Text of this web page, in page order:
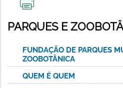
ESTA
PÁGINA
PARQUES E
FUNDAÇÃO DE PARQUES
ZOOBOTÂNICA
QUEM É QUEM